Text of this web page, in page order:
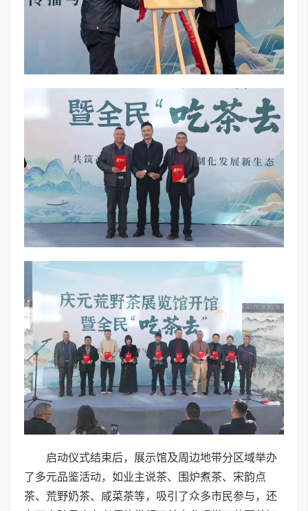
启动仪式结束后，展示馆及周边地带分区域举办
了多元品鉴活动，如业主说茶、围炉煮茶、宋韵点
茶、荒野奶茶、咸菜茶等，吸引了众多市民参与，还